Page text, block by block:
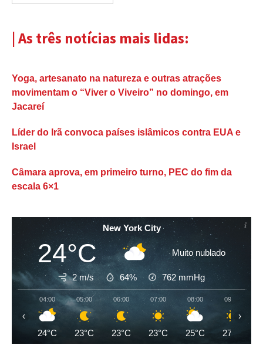
| As três notícias mais lidas:
Yoga, artesanato na natureza e outras atrações
movimentam o “Viver o Viveiro” no domingo, em
Jacareí
Líder do Irã convoca países islâmicos contra EUA e
Israel
Câmara aprova, em primeiro turno, PEC do fim da
escala 6×1
New York City
24°C Muito nublado
2 m/s 64% 762 mmHg
04:00
24°C
05:00
23°C
06:00
23°C
07:00
23°C
08:00
25°C
09:00
27°C
‹ ›